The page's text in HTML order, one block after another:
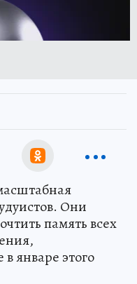
Они
память всех
январе этого